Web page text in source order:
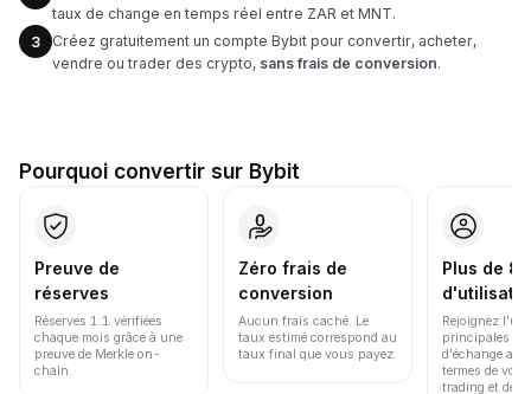
taux de change en temps réel entre ZAR et MNT.
3
Créez gratuitement un compte Bybit pour convertir, acheter,
vendre ou trader des crypto, sans frais de conversion.
Pourquoi convertir sur Bybit
Preuve de
réserves
Réserves 1:1 vérifiées
chaque mois grâce à une
preuve de Merkle on-
chain.
Zéro frais de
conversion
Aucun frais caché. Le
taux estimé correspond au
taux final que vous payez.
Plus de
Rejoignez
principales
d'échange au
termes de
trading et de